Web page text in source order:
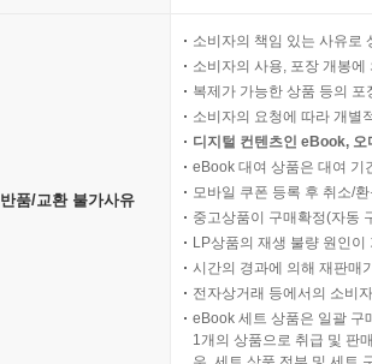
반품/교환 불가사유
소비자의 책임 있는 사유로
소비자의 사용, 포장 개봉
복제가 가능한 상품 등의
소비자의 요청에 따라 개별
디지털 컨텐츠인 eBook,
eBook 대여 상품은 대여 기
모바일 쿠폰 등록 후 취소/
중고상품이 구매확정(자동
LP상품의 재생 불량 원인
시간의 경과에 의해 재판매
전자상거래 등에서의 소비
eBook 세트 상품은 일괄 구
1개의 상품으로 취급 및 판